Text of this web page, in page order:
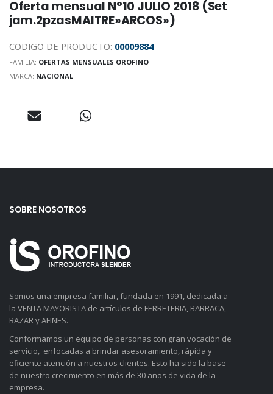
Oferta mensual N°10 JULIO 2018 (Set
jam.2pzasMAITRE»ARCOS»)
CODIGO DE PRODUCTO: 00009884
FAMILIA: OFERTAS MENSUALES OROFINO
MARCA: NACIONAL
SOBRE NOSOTROS
Somos una empresa familiar, fundada en 1991, dedicada a
la VENTA MAYORISTA de artículos de FERRETERIA, BARRACA,
BAZAR y AFINES.
Conformamos un equipo de personas con gran vocación de
servicio, enfocadas a brindar asesoramiento, rápida y
eficiente atención a nuestros clientes. Esto ha sido la base
de nuestro crecimiento en más de 30 años de vida de la
empresa.